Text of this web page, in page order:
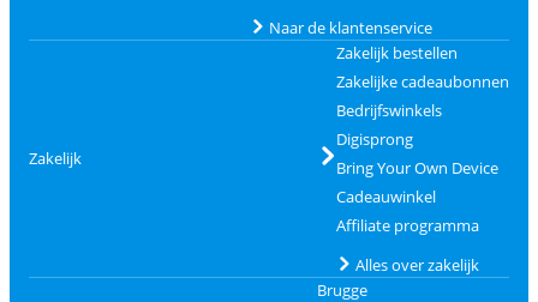
Naar de klantenservice
Zakelijk
Zakelijk bestellen
Zakelijke cadeaubonnen
Bedrijfswinkels
Digisprong
Bring Your Own Device
Cadeauwinkel
Affiliate programma
Alles over zakelijk
Brugge